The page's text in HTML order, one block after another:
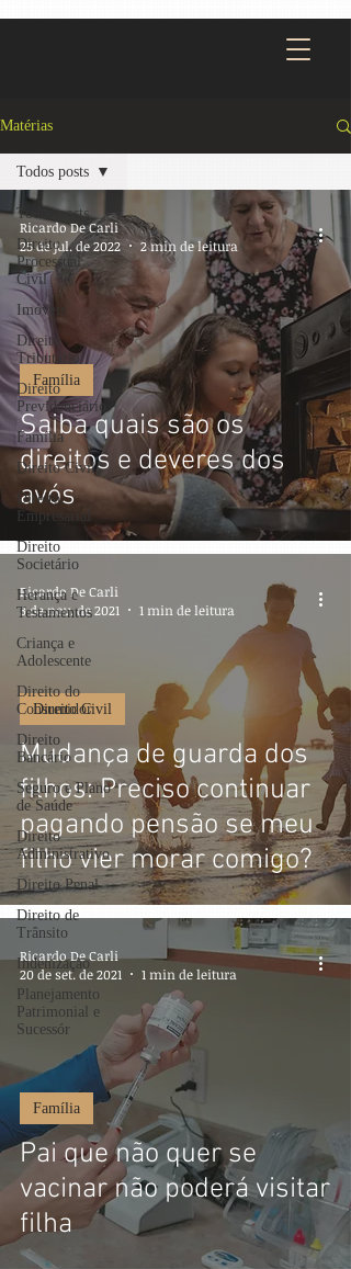
Matérias
Todos posts
Direito
Processual
Civil
Imóveis
Direito
Tributário
Direito
Previdenciário
Família
Direito Civil
Direito
Empresarial
Direito
Societário
Herança e
Testamentos
Criança e
Adolescente
Direito do
Consumidor
Direito
Bancário
Seguro e Plano
de Saúde
Direito
Administrativo
Direito Penal
Direito de
Trânsito
Indenização
Planejamento
Patrimonial e
Sucessór
Todos posts
Saiba quais são os
direitos e deveres dos
avós
Família
Ricardo De Carli
25 de jul. de 2022
2 min de leitura
Mudança de guarda dos
filhos: Preciso continuar
pagando pensão se meu
filho vier morar comigo?
Direito Civil
Ricardo De Carli
3 de nov. de 2021
1 min de leitura
Pai que não quer se
vacinar não poderá visitar
filha
Família
Ricardo De Carli
20 de set. de 2021
1 min de leitura